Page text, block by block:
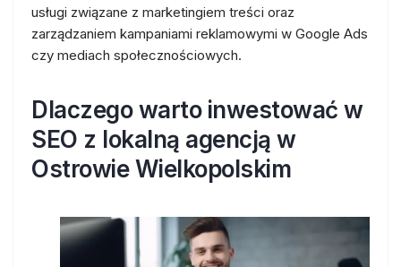
usługi związane z marketingiem treści oraz
zarządzaniem kampaniami reklamowymi w Google Ads
czy mediach społecznościowych.
Dlaczego warto inwestować w
SEO z lokalną agencją w
Ostrowie Wielkopolskim